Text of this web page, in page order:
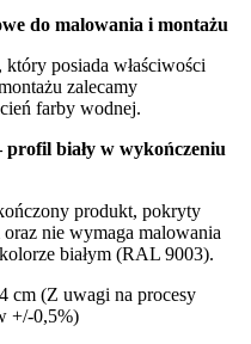
do malowania i montażu
, który posiada właściwości
zalecamy
farby wodnej.
biały w wykończeniu
produkt, pokryty
nie wymaga malowania
białym (RAL 9003).
cm (Z uwagi na procesy
+/-0,5%)